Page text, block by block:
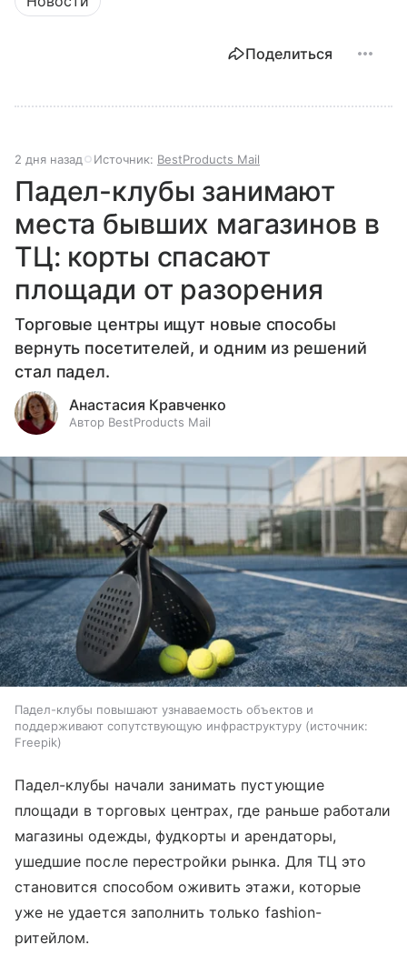
Поделиться
2 дня назад Источник: BestProducts Mail
Падел-клубы занимают
места бывших магазинов в
ТЦ: корты спасают
площади от разорения
Торговые центры ищут новые способы
вернуть посетителей, и одним из решений
стал падел.
Анастасия Кравченко
Автор BestProducts Mail
Падел-клубы повышают узнаваемость объектов и
поддерживают сопутствующую инфраструктуру
источник:
Freepik
Падел-клубы начали занимать пустующие
площади в торговых центрах, где раньше работали
магазины одежды, фудкорты и арендаторы,
ушедшие после перестройки рынка. Для ТЦ это
становится способом оживить этажи, которые
уже не удается заполнить только fashion-
ритейлом.